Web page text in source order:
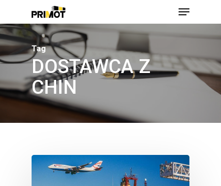
main
content
Menu
Tag
DOSTAWCA Z
CHIN